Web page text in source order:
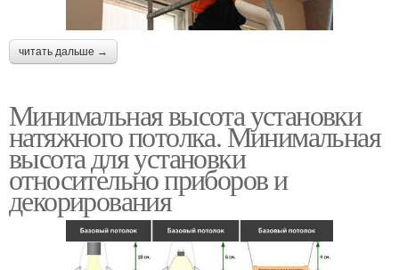
читать дальше →
Минимальная высота установки
натяжного потолка. Минимальная
высота для установки
относительно приборов и
декорирования